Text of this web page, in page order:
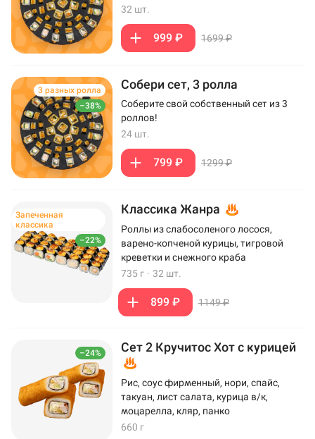
32 шт.
999 ₽ 1699 ₽
–38%
3 разных ролла Собери сет, 3 ролла
Соберите свой собственный сет из 3
роллов!
24 шт.
799 ₽ 1299 ₽
–22%
Запеченная
классика
Классика Жанра
Роллы из слабосоленого лосося,
варено-копченой курицы, тигровой
креветки и снежного краба
735 г · 32 шт.
899 ₽ 1149 ₽
–24% Сет 2 Кручитос Хот с курицей
Рис, соус фирменный, нори, спайс,
такуан, лист салата, курица в/к,
моцарелла, кляр, панко
660 г